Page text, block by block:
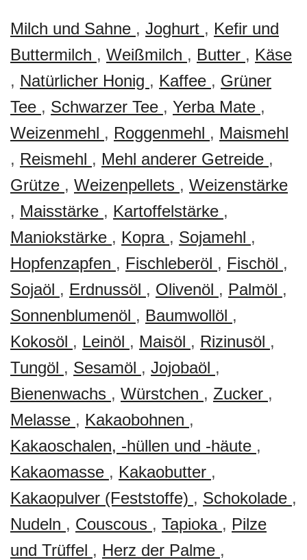
Milch und Sahne , Joghurt , Kefir und
Buttermilch , Weißmilch , Butter , Käse
, Natürlicher Honig , Kaffee , Grüner
Tee , Schwarzer Tee , Yerba Mate ,
Weizenmehl , Roggenmehl , Maismehl
, Reismehl , Mehl anderer Getreide ,
Grütze , Weizenpellets , Weizenstärke
, Maisstärke , Kartoffelstärke ,
Maniokstärke , Kopra , Sojamehl ,
Hopfenzapfen , Fischleberöl , Fischöl ,
Sojaöl , Erdnussöl , Olivenöl , Palmöl ,
Sonnenblumenöl , Baumwollöl ,
Kokosöl , Leinöl , Maisöl , Rizinusöl ,
Tungöl , Sesamöl , Jojobaöl ,
Bienenwachs , Würstchen , Zucker ,
Melasse , Kakaobohnen ,
Kakaoschalen, -hüllen und -häute ,
Kakaomasse , Kakaobutter ,
Kakaopulver (Feststoffe) , Schokolade ,
Nudeln , Couscous , Tapioka , Pilze
und Trüffel , Herz der Palme ,